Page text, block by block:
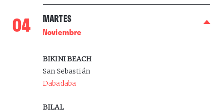
04 MARTES
Noviembre
BIKINI BEACH
San Sebastián
Dabadaba
BILAL